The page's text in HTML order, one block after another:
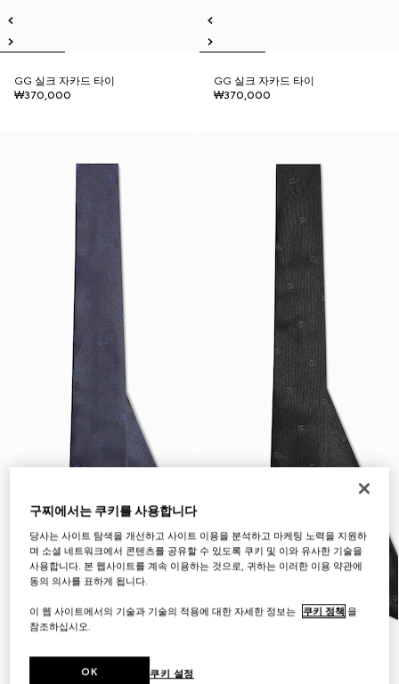
GG 실크 자카드 타이
₩370,000
GG 실크 자카드 타이
₩370,000
구찌에서는 쿠키를 사용합니다
당사는 사이트 탐색을 개선하고 사이트 이용을 분석하고 마케팅 노력을 지원하
며 소셜 네트워크에서 콘텐츠를 공유할 수 있도록 쿠키 및 이와 유사한 기술을
사용합니다. 본 웹사이트를 계속 이용하는 것으로, 귀하는 이러한 이용 약관에
동의 의사를 표하게 됩니다.
이 웹 사이트에서의 기술과 기술의 적용에 대한 자세한 정보는 쿠키 정책 을
참조하십시오.
쿠키 설정
OK